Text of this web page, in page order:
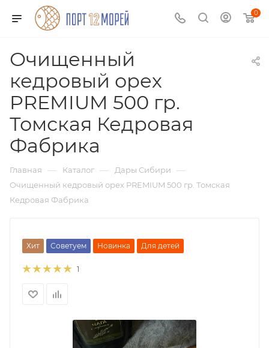
0
Очищенный
кедровый орех
PREMIUM 500 гр.
Томская Кедровая
Фабрика
Главная — Каталог — Дары Сибири —
Очищенный кедровый орех PREMIUM 500 гр. Томская
Кедровая Фабрика
Хит Советуем Новинка Для детей
1